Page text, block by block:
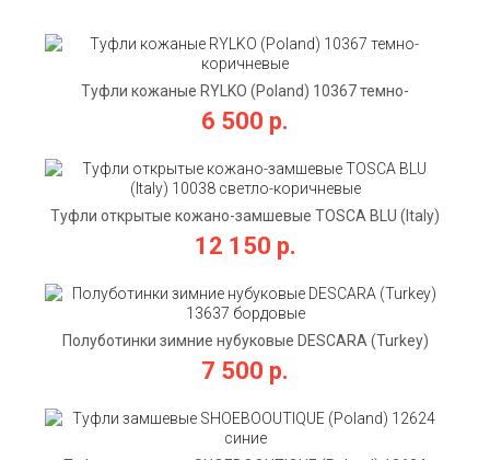
Туфли кожаные RYLKO (Poland) 10367 темно-
коричневые
6 500 р.
Туфли открытые кожано-замшевые TOSCA BLU (Italy)
10038 светло-коричневые
12 150 р.
Полуботинки зимние нубуковые DESCARA (Turkey)
13637 бордовые
7 500 р.